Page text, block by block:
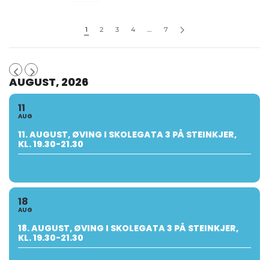
1 2 3 4 … 7
AUGUST, 2026
11
AUG
11. AUGUST, ØVING I SKOLEGATA 3 PÅ STEINKJER,
KL. 19.30-21.30
18
AUG
18. AUGUST, ØVING I SKOLEGATA 3 PÅ STEINKJER,
KL. 19.30-21.30